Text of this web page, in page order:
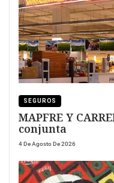
SEGUROS
MAPFRE Y
conjunta
4 De Agosto De 2026